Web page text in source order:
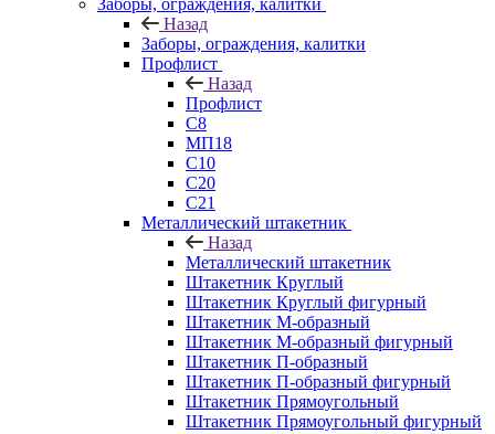
Заборы, ограждения, калитки
Назад
Заборы, ограждения, калитки
Профлист
Назад
Профлист
С8
МП18
С10
С20
С21
Металлический штакетник
Назад
Металлический штакетник
Штакетник Круглый
Штакетник Круглый фигурный
Штакетник М-образный
Штакетник М-образный фигурный
Штакетник П-образный
Штакетник П-образный фигурный
Штакетник Прямоугольный
Штакетник Прямоугольный фигурный